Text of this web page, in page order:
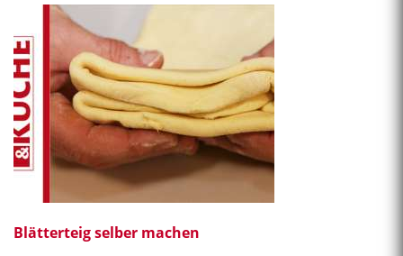
Blätterteig selber machen